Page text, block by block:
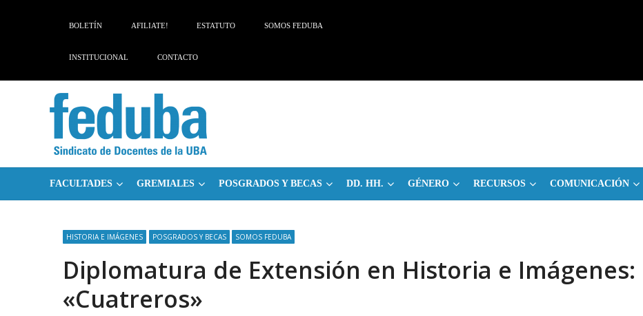
BOLETÍN AFILIATE! ESTATUTO SOMOS FEDUBA
INSTITUCIONAL CONTACTO
FACULTADES GREMIALES POSGRADOS Y BECAS DD. HH. GÉNERO RECURSOS COMUNICACIÓN
HISTORIA E IMÁGENES POSGRADOS Y BECAS SOMOS FEDUBA
Diplomatura de Extensión en Historia e Imágenes:
«Cuatreros»